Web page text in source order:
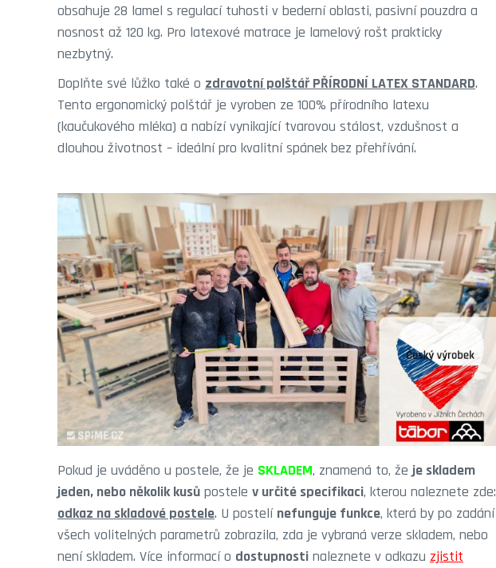
obsahuje 28 lamel s regulací tuhosti v bederní oblasti, pasivní pouzdra a
nosnost až 120 kg. Pro latexové matrace je lamelový rošt prakticky
nezbytný.
Doplňte své lůžko také o zdravotní polštář PŘÍRODNÍ LATEX STANDARD.
Tento ergonomický polštář je vyroben ze 100% přírodního latexu
(kaučukového mléka) a nabízí vynikající tvarovou stálost, vzdušnost a
dlouhou životnost – ideální pro kvalitní spánek bez přehřívání.
Pokud je uváděno u postele, že je SKLADEM, znamená to, že je skladem
jeden, nebo několik kusů postele v určité specifikaci, kterou naleznete zde:
odkaz na skladové postele. U postelí nefunguje funkce, která by po zadání
všech volitelných parametrů zobrazila, zda je vybraná verze skladem, nebo
není skladem. Více informací o dostupnosti naleznete v odkazu zjistit